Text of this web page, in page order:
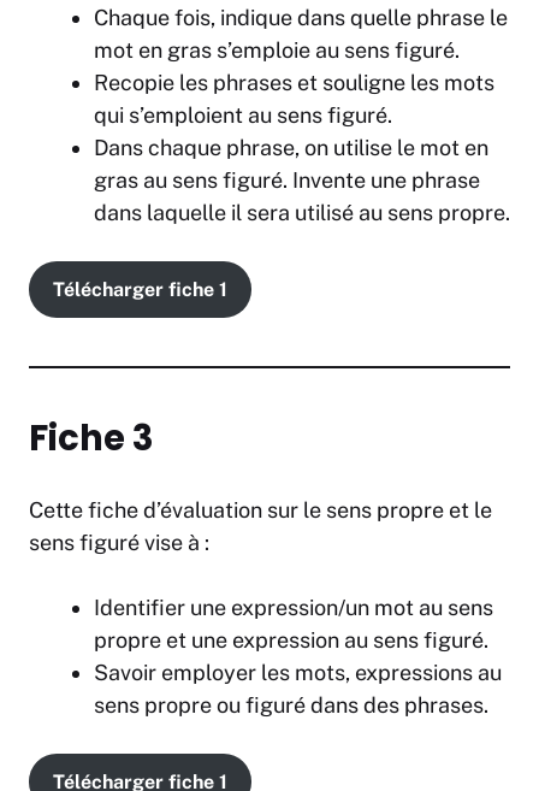
Chaque fois, indique dans quelle phrase le
mot en gras s’emploie au sens figuré.
Recopie les phrases et souligne les mots
qui s’emploient au sens figuré.
Dans chaque phrase, on utilise le mot en
gras au sens figuré. Invente une phrase
dans laquelle il sera utilisé au sens propre.
Télécharger fiche 1
Fiche 3
Cette fiche d’évaluation sur le sens propre et le
sens figuré vise à :
Identifier une expression/un mot au sens
propre et une expression au sens figuré.
Savoir employer les mots, expressions au
sens propre ou figuré dans des phrases.
Télécharger fiche 1